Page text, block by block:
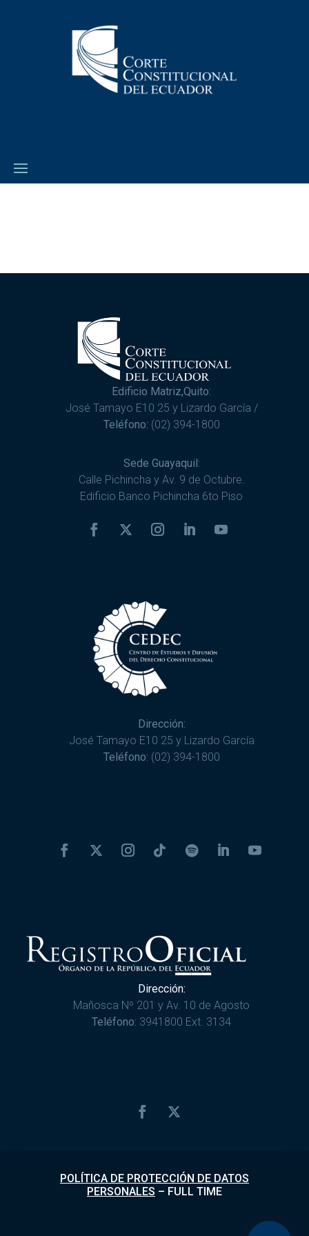
Edificio Matriz,Quito:
José Tamayo E10 25 y Lizardo García /
Teléfono: (02) 394-1800
Sede Guayaquil:
Calle Pichincha y Av. 9 de Octubre.
Edificio Banco Pichincha 6to Piso
Dirección:
José Tamayo E10 25 y Lizardo García
Teléfono: (02) 394-1800
Dirección:
Mañosca Nº 201 y Av. 10 de Agosto
Teléfono: 3941800 Ext. 3134
POLÍTICA DE PROTECCIÓN DE DATOS
PERSONALES – FULL TIME